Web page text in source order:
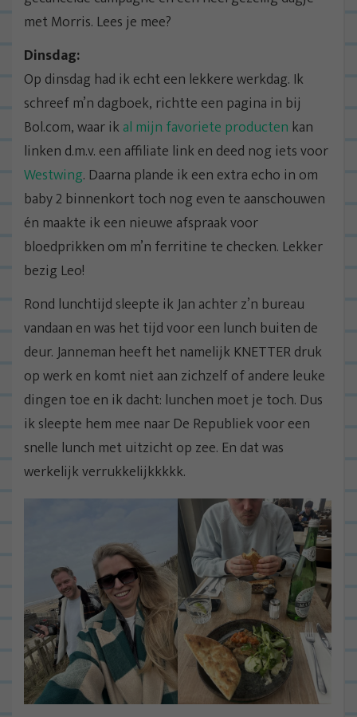
met Morris. Lees je mee?
Dinsdag:
Op dinsdag had ik echt een lekkere werkdag. Ik
schreef m’n dagboek, richtte een pagina in bij
Bol.com, waar ik al mijn favoriete producten kan
linken d.m.v. een affiliate link en deed nog iets voor
Westwing. Daarna plande ik een extra echo in om
baby 2 binnenkort toch nog even te aanschouwen
én maakte ik een nieuwe afspraak voor
bloedprikken om m’n ferritine te checken. Lekker
bezig Leo!
Rond lunchtijd sleepte ik Jan achter z’n bureau
vandaan en was het tijd voor een lunch buiten de
deur. Janneman heeft het namelijk KNETTER druk
op werk en komt niet aan zichzelf of andere leuke
dingen toe en ik dacht: lunchen moet je toch. Dus
ik sleepte hem mee naar De Republiek voor een
snelle lunch met uitzicht op zee. En dat was
werkelijk verrukkelijkkkkk.